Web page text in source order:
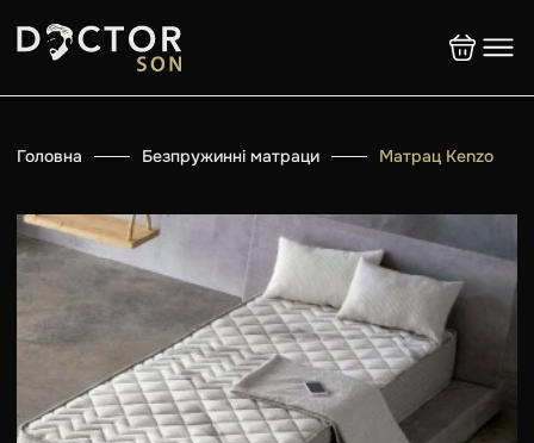
Головна Безпружинні матраци Матрац Kenzo